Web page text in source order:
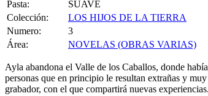
Pasta:
SUAVE
Colección:
LOS HIJOS DE LA TIERRA
Numero:
3
Área:
NOVELAS (OBRAS VARIAS)
Ayla abandona el Valle de los Caballos, donde
personas que en principio le resultan extrañas y
grabador, con el que compartirá nuevas